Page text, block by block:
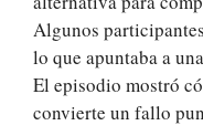
Algunos
lo que apuntaba a
El episodio mostró
convierte un fallo